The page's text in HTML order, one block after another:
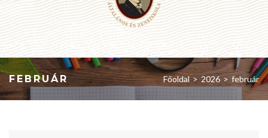
FEBRUÁR Főoldal > 2026 > február